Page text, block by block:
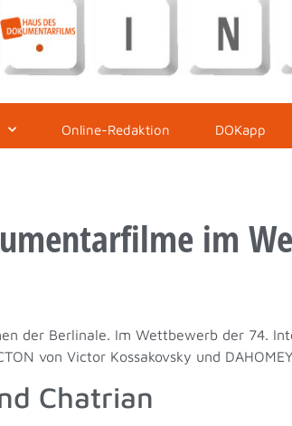
Online-Redaktion DOKapp
im
der Berlinale. Im Wettbewerb der 74.
von Victor Kossakovsky und
Chatrian